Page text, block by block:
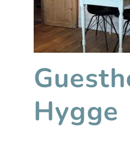
Hygge